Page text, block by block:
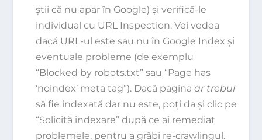
știi că nu apar în Google) și verifică-le
individual cu URL Inspection. Vei vedea
dacă URL-ul este sau nu în Google Index și
eventuale probleme (de exemplu
“Blocked by robots.txt” sau “Page has
‘noindex’ meta tag”). Dacă pagina ar trebui
să fie indexată dar nu este, poți da și clic pe
“Solicită indexare” după ce ai remediat
problemele, pentru a grăbi re-crawlingul.